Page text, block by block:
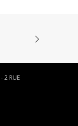
- 2 RUE